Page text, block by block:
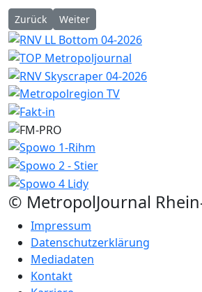
Vorheriger Beitrag: Mannheim: Noah
Zurück Nächster Beitrag: Mannheim
Weiter
© MetropolJournal
Impressum
Datenschutzerklärung
Mediadaten
Kontakt